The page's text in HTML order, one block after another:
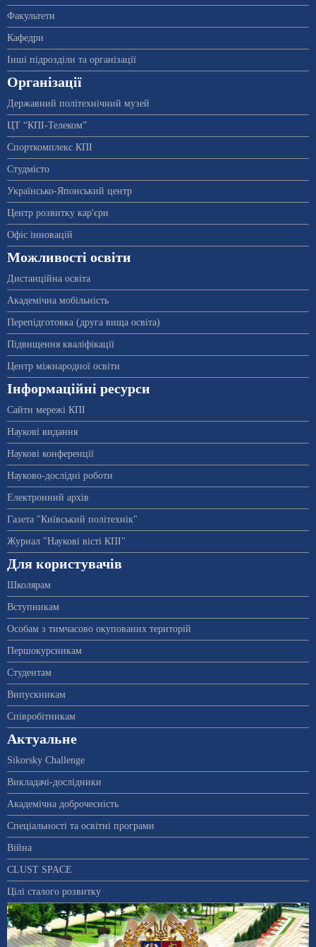
Факультети
Кафедри
Інші підрозділи та організації
Організації
Державний політехнічний музей
ЦТ “КПІ-Телеком”
Спорткомплекс КПІ
Студмісто
Українсько-Японський центр
Центр розвитку кар'єри
Офіс інновацій
Можливості освіти
Дистанційна освіта
Академічна мобільність
Перепідготовка (друга вища освіта)
Підвищення кваліфікації
Центр міжнародної освіти
Інформаційні ресурси
Сайти мережі КПІ
Наукові видання
Наукові конференції
Науково-дослідні роботи
Електронний архів
Газета "Київський політехнік"
Журнал "Наукові вісті КПІ"
Для користувачів
Школярам
Вступникам
Особам з тимчасово окупованих територій
Першокурсникам
Студентам
Випускникам
Співробітникам
Актуальне
Sikorsky Challenge
Викладачі-дослідники
Академічна доброчесність
Спеціальності та освітні програми
Війна
CLUST SPACE
Цілі сталого розвитку